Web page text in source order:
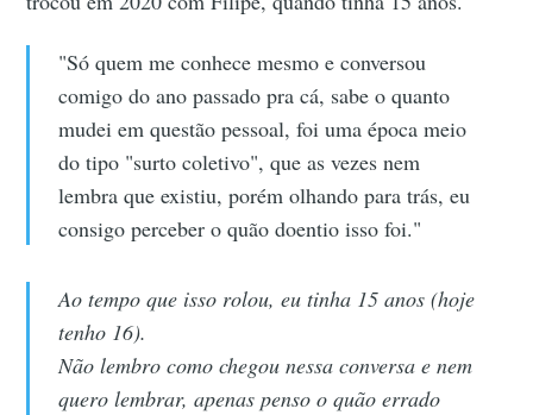
"Só quem me conhece mesmo e conversou
comigo do ano passado pra cá, sabe o quanto
mudei em questão pessoal, foi uma época meio
do tipo "surto coletivo", que as vezes nem
lembra que existiu, porém olhando para trás, eu
consigo perceber o quão doentio isso foi."
Ao tempo que isso rolou, eu tinha 15 anos (hoje
tenho 16).
Não lembro como chegou nessa conversa e nem
quero lembrar, apenas penso o quão errado